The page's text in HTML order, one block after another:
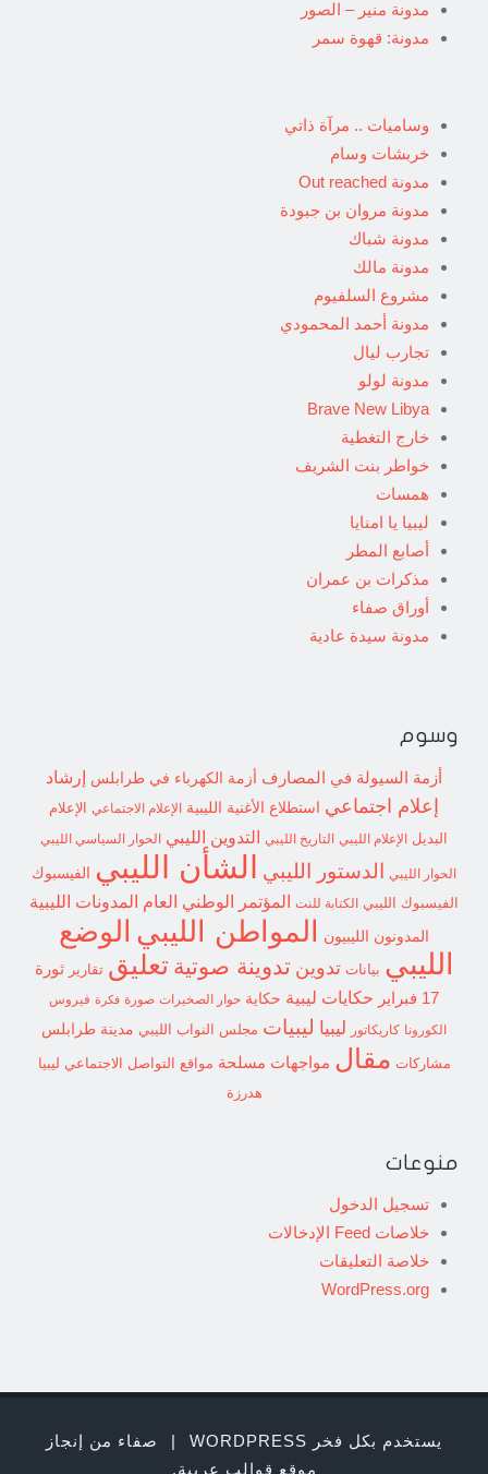
مدونة منير – الصور
مدونة: قهوة سمر
وساميات .. مرآة ذاتي
خربشات وسام
مدونة Out reached
مدونة مروان بن جبودة
مدونة شباك
مدونة مالك
مشروع السلفيوم
مدونة أحمد المحمودي
تجارب ليال
مدونة لولو
Brave New Libya
خارج التغطية
خواطر بنت الشريف
همسات
ليبيا يا امنايا
أصابع المطر
مذكرات بن عمران
أوراق صفاء
مدونة سيدة عادية
وسوم
أزمة السيولة في المصارف أزمة الكهرباء في طرابلس إرشاد
إعلام اجتماعي استطلاع الأغنية الليبية الإعلام الاجتماعي
الإعلام
البديل الإعلام الليبي التاريخ الليبي التدوين الليبي الحوار السياسي الليبي
الحوار الليبي الدستور الليبي الشأن الليبي الفيسبوك
الفيسبوك الليبي الكتابة للنت المؤتمر الوطني العام المدونات الليبية
المدونون الليبيون المواطن الليبي الوضع
الليبي بيانات تدوين تدوينة صوتية تعليق تقارير
ثورة
17 فبراير
حكايات ليبية حكاية حوار الصخيرات صورة فكرة فيروس
الكورونا كاريكاتور ليبيا ليبيات مجلس النواب الليبي مدينة طرابلس
مشاركات مقال مواجهات مسلحة مواقع التواصل الاجتماعي ليبيا
هدرزة
منوعات
تسجيل الدخول
خلاصات Feed الإدخالات
خلاصة التعليقات
WordPress.org
يستخدم بكل فخر WORDPRESS |
صفاء من إنجاز
موقع قوالب عربية.